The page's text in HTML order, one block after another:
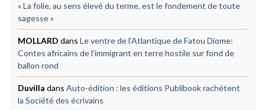
« La folie, au sens élevé du terme, est le fondement de toute
sagesse »
MOLLARD dans Le ventre de l’Atlantique de Fatou Diome:
Contes africains de l’immigrant en terre hostile sur fond de
ballon rond
Duvilla dans Auto-édition : les éditions Publibook rachètent
la Société des écrivains